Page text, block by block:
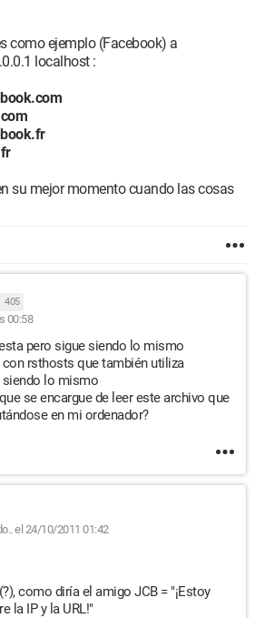
7, varios navegadores, el principal
como ejemplo (Facebook) a
localhost :
su mejor momento cuando las cosas
405
00:58
pero sigue siendo lo mismo
rsthosts que también utiliza
siendo lo mismo
se encargue de leer este archivo que
en mi ordenador?
el 24/10/2011 01:42
como diría el amigo JCB = "¡Estoy
la IP y la URL!"